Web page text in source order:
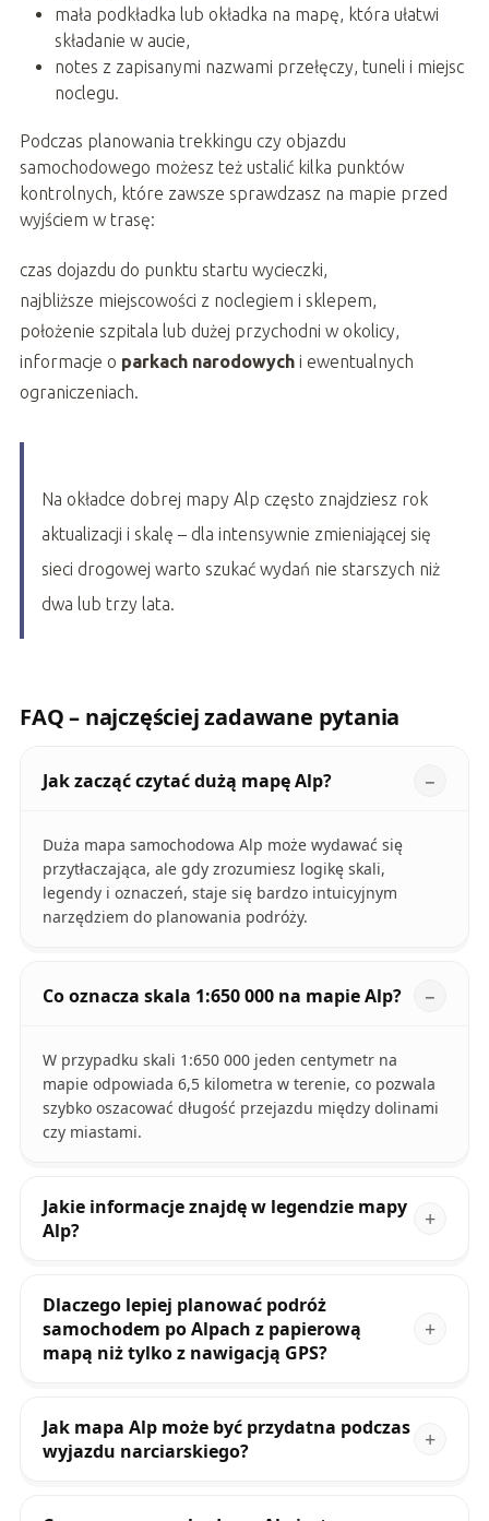
mała podkładka lub okładka na mapę, która ułatwi
składanie w aucie,
notes z zapisanymi nazwami przełęczy, tuneli i miejsc
noclegu.
Podczas planowania trekkingu czy objazdu
samochodowego możesz też ustalić kilka punktów
kontrolnych, które zawsze sprawdzasz na mapie przed
wyjściem w trasę:
czas dojazdu do punktu startu wycieczki,
najbliższe miejscowości z noclegiem i sklepem,
położenie szpitala lub dużej przychodni w okolicy,
informacje o parkach narodowychi ewentualnych
ograniczeniach.
Na okładce dobrej mapy Alp często znajdziesz rok
aktualizacji i skalę – dla intensywnie zmieniającej się
sieci drogowej warto szukać wydań nie starszych niż
dwa lub trzy lata.
FAQ – najczęściej zadawane pytania
Jak zacząć czytać dużą mapę Alp?
Duża mapa samochodowa Alp może wydawać się
przytłaczająca, ale gdy zrozumiesz logikę skali,
legendy i oznaczeń, staje się bardzo intuicyjnym
narzędziem do planowania podróży.
Co oznacza skala 1:650 000 na mapie Alp?
W przypadku skali 1:650 000 jeden centymetr na
mapie odpowiada 6,5 kilometra w terenie, co pozwala
szybko oszacować długość przejazdu między dolinami
czy miastami.
Jakie informacje znajdę w legendzie mapy
Alp?
Dlaczego lepiej planować podróż
samochodem po Alpach z papierową
mapą niż tylko z nawigacją GPS?
Jak mapa Alp może być przydatna podczas
wyjazdu narciarskiego?